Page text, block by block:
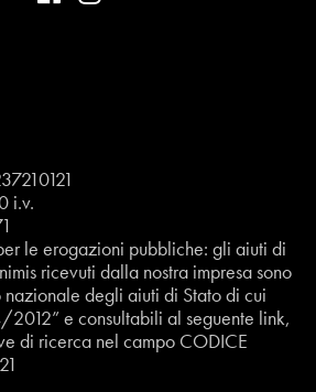
i.v.
le erogazioni pubbliche: gli aiuti di
ricevuti dalla nostra impresa sono
nazionale degli aiuti di Stato di cui
2012” e consultabili al seguente link,
di ricerca nel campo CODICE